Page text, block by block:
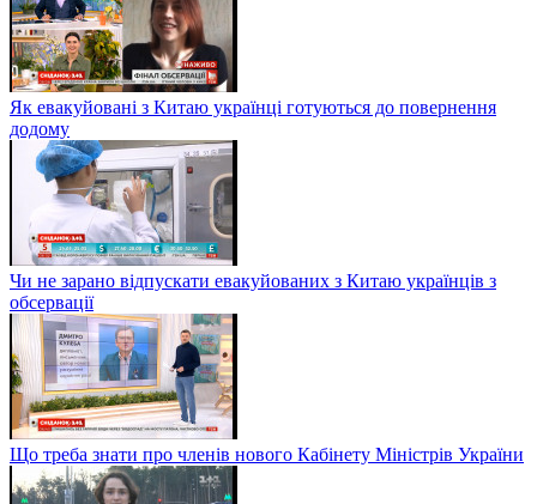
Як евакуйовані з Китаю українці готуються до повернення
додому
Чи не зарано відпускати евакуйованих з Китаю українців з
обсервації
Що треба знати про членів нового Кабінету Міністрів України